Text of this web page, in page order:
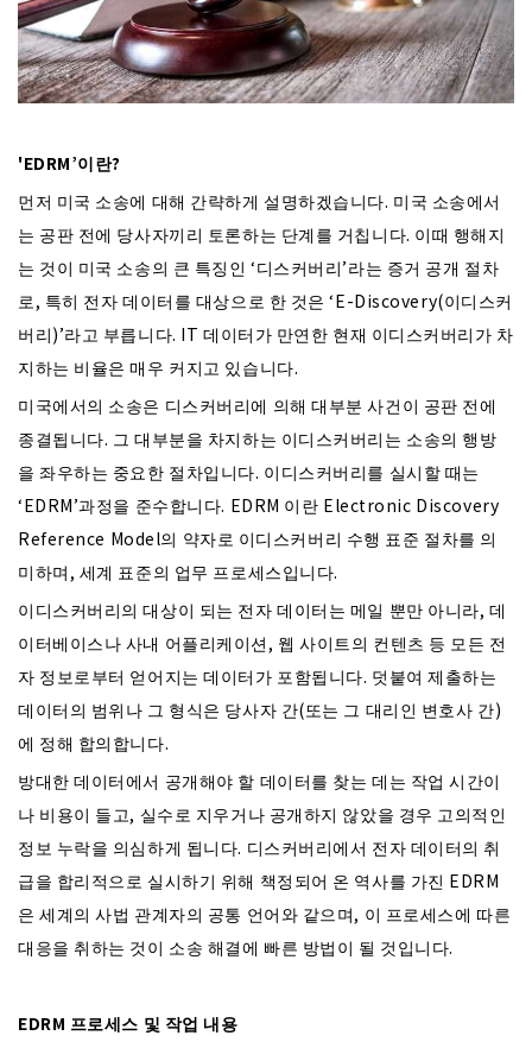
'EDRM’이란?
먼저 미국 소송에 대해 간략하게 설명하겠습니다. 미국 소송에서
는 공판 전에 당사자끼리 토론하는 단계를 거칩니다. 이때 행해지
는 것이 미국 소송의 큰 특징인 ‘디스커버리’라는 증거 공개 절차
로, 특히 전자 데이터를 대상으로 한 것은 ‘E-Discovery(이디스커
버리)’라고 부릅니다. IT 데이터가 만연한 현재 이디스커버리가 차
지하는 비율은 매우 커지고 있습니다.
미국에서의 소송은 디스커버리에 의해 대부분 사건이 공판 전에
종결됩니다. 그 대부분을 차지하는 이디스커버리는 소송의 행방
을 좌우하는 중요한 절차입니다. 이디스커버리를 실시할 때는
‘EDRM’과정을 준수합니다. EDRM 이란 Electronic Discovery
Reference Model의 약자로 이디스커버리 수행 표준 절차를 의
미하며, 세계 표준의 업무 프로세스입니다.
이디스커버리의 대상이 되는 전자 데이터는 메일 뿐만 아니라, 데
이터베이스나 사내 어플리케이션, 웹 사이트의 컨텐츠 등 모든 전
자 정보로부터 얻어지는 데이터가 포함됩니다. 덧붙여 제출하는
데이터의 범위나 그 형식은 당사자 간(또는 그 대리인 변호사 간)
에 정해 합의합니다.
방대한 데이터에서 공개해야 할 데이터를 찾는 데는 작업 시간이
나 비용이 들고, 실수로 지우거나 공개하지 않았을 경우 고의적인
정보 누락을 의심하게 됩니다. 디스커버리에서 전자 데이터의 취
급을 합리적으로 실시하기 위해 책정되어 온 역사를 가진 EDRM
은 세계의 사법 관계자의 공통 언어와 같으며, 이 프로세스에 따른
대응을 취하는 것이 소송 해결에 빠른 방법이 될 것입니다.
EDRM 프로세스 및 작업 내용